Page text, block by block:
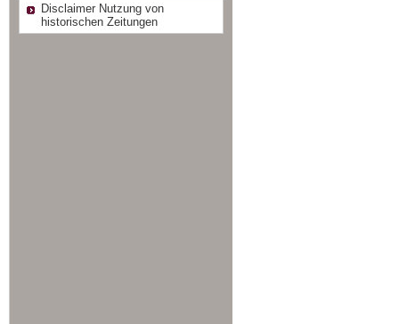
Disclaimer Nutzung von
historischen Zeitungen